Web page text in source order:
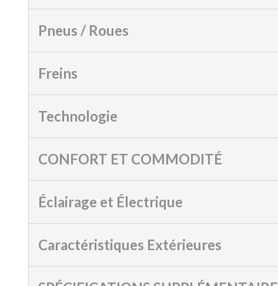
Pneus / Roues
Freins
Technologie
CONFORT ET COMMODITÉ
Éclairage et Électrique
Caractéristiques Extérieures